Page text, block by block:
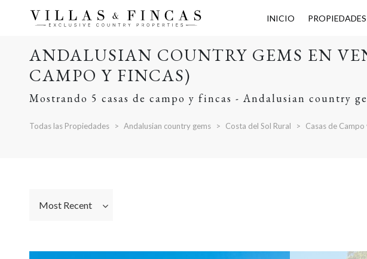
INICIO PROPIEDADES
ANDALUSIAN COUNTRY GEMS EN
CAMPO Y FINCAS)
Mostrando 5 casas de campo y fincas - Andalusian country
Todas las Propiedades Andalusian country gems Costa del Sol Rural Casas de Campo
Most Recent